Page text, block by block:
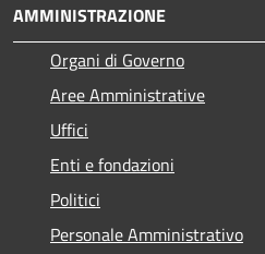
AMMINISTRAZIONE
Organi di Governo
Aree Amministrative
Uffici
Enti e fondazioni
Politici
Personale Amministrativo